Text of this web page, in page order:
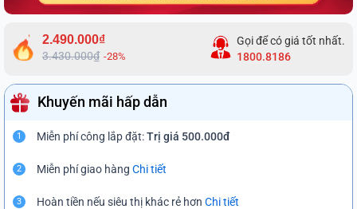
2.490.000₫
3.430.000₫ -28%
Gọi để có giá tốt nhất.
1800.8186
Khuyến mãi hấp dẫn
1 Miễn phí công lắp đặt:Trị giá 500.000đ
2 Miễn phí giao hàng Chi tiết
3 Hoàn tiền nếu siêu thị khác rẻ hơn Chi tiết